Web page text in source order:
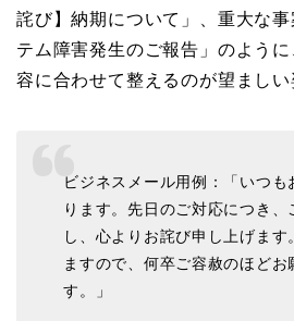
詫び】納期について」、重大な
テム障害発生のご報告」のよう
容に合わせて整えるのが望ましい
ビジネスメール用例：「いつも
ります。先日のご対応につき、
し、心よりお詫び申し上げます
ますので、何卒ご容赦のほどお
す。」